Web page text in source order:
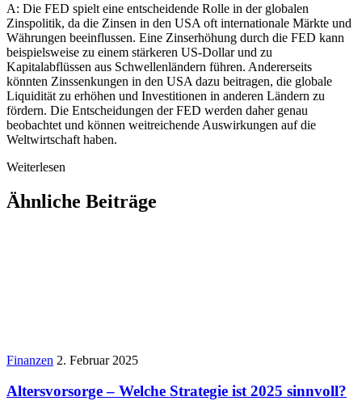
A: Die FED spielt eine entscheidende Rolle in der globalen
Zinspolitik, da die Zinsen in den USA oft internationale Märkte und
Währungen beeinflussen. Eine Zinserhöhung durch die FED kann
beispielsweise zu einem stärkeren US-Dollar und zu
Kapitalabflüssen aus Schwellenländern führen. Andererseits
könnten Zinssenkungen in den USA dazu beitragen, die globale
Liquidität zu erhöhen und Investitionen in anderen Ländern zu
fördern. Die Entscheidungen der FED werden daher genau
beobachtet und können weitreichende Auswirkungen auf die
Weltwirtschaft haben.
Weiterlesen
Ähnliche Beiträge
Finanzen 2. Februar 2025
Altersvorsorge – Welche Strategie ist 2025 sinnvoll?